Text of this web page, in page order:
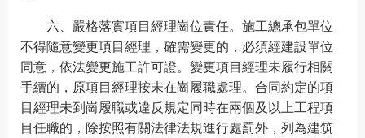
六、嚴格落實項目經理崗位責任。施工總承包單位
不得隨意變更項目經理，確需變更的，必須經建設單位
同意，依法變更施工許可證。變更項目經理未履行相關
手續的，原項目經理按未在崗履職處理。合同約定的項
目經理未到崗履職或違反規定同時在兩個及以上工程項
目任職的，除按照有關法律法規進行處罰外，列為建筑